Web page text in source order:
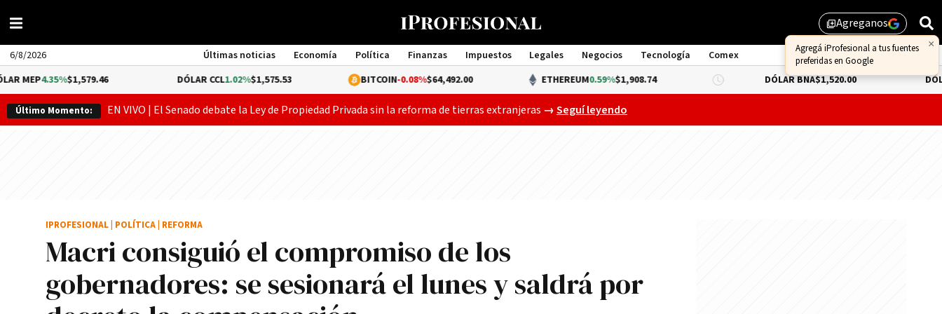
library_addAgreganos
×
Agregá iProfesional a tus fuentes
preferidas en Google
6/8/2026 Últimas noticias Economía Política Finanzas Impuestos Legales Negocios Tecnología
Comex
Management
$1,579.46 1.02%$1,575.53 -0.08%$64,492.00 ETHEREUM0.59%$1,908.74 DÓLAR BNA $1,520.00 DÓLAR BLUE-
Último Momento: EN VIVO | El Senado debate la Ley de Propiedad Privada sin la reforma de tierras extranjeras Gobierno busca aprobar lo que queda de "propiedad privada" y evitar un
→Seguí leyendo
Macri consiguió el compromiso de los
gobernadores: se sesionará el lunes y saldrá por
IPROFESIONAL POLÍTICA REFORMA